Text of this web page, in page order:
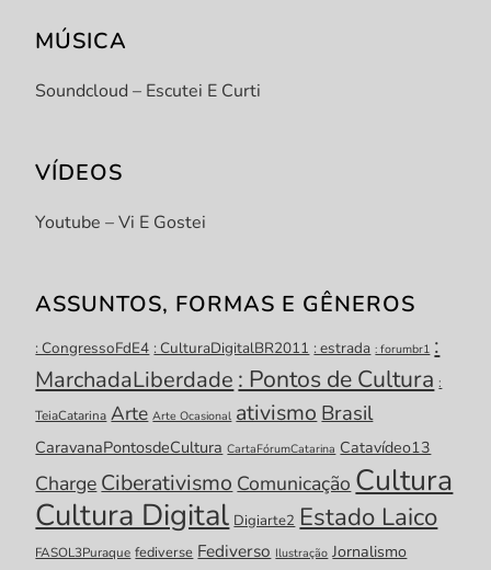
MÚSICA
Soundcloud – Escutei E Curti
VÍDEOS
Youtube – Vi E Gostei
ASSUNTOS, FORMAS E GÊNEROS
: CongressoFdE4 : CulturaDigitalBR2011 : estrada : forumbr1 :
MarchadaLiberdade : Pontos de Cultura :
TeiaCatarina Arte Arte Ocasional ativismoBrasil
CaravanaPontosdeCultura CartaFórumCatarina Catavídeo13
ChargeCiberativismoComunicação Cultura
Cultura Digital Digiarte2 Estado Laico
FASOL3Puraque fediverse Fediverso Ilustração Jornalismo